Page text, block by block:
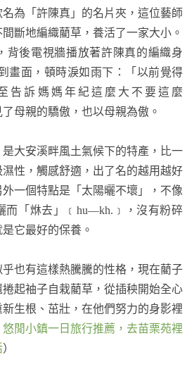
為「許陳真」的名片夾，這位藝師
斷地編織藺草，養活了一家大小。
背後電視牆播放著許陳真的編織身
畫面，頓時淚如雨下：「以前覺得
告訴媽媽年紀這麼大不要這麼
母親的驕傲，也以母親為傲。
大安溪畔風土氣候下的特產，比一
性，觸感舒適，出了名的越用越好
一個特點是「太陽曬不壞」，不像
而「烌去」﹝hu—kh.﹞，沒有粉碎
它最好的保養。
乎也有這樣熱騰騰的性格，現在藺子
起袖子自栽藺草，從插秧開始全心
生根、茁壯，在他們努力的身影裡
悠閒小鎮一日旅行推薦，去苗栗苑裡
）